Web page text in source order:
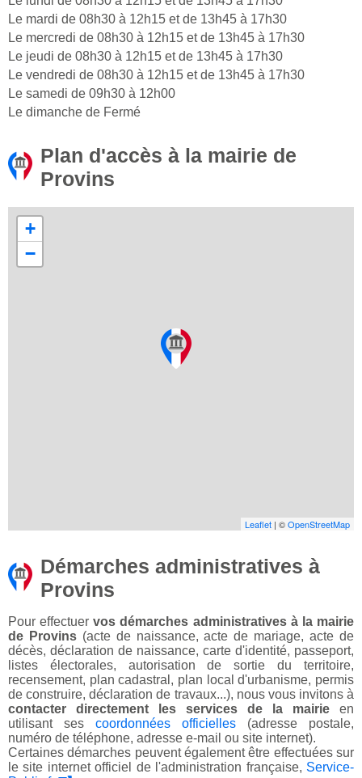
Le mardi de 08h30 à 12h15 et de 13h45 à 17h30
Le mercredi de 08h30 à 12h15 et de 13h45 à 17h30
Le jeudi de 08h30 à 12h15 et de 13h45 à 17h30
Le vendredi de 08h30 à 12h15 et de 13h45 à 17h30
Le samedi de 09h30 à 12h00
Le dimanche de Fermé
Plan d'accès à la mairie de
Provins
+
−
Leaflet | ©OpenStreetMap
Démarches administratives à
Provins
Pour effectuervos démarches administratives à la mairie
de Provins(acte de naissance, acte de mariage, acte de
décès, déclaration de naissance, carte d'identité, passeport,
listes électorales, autorisation de sortie du territoire,
recensement, plan cadastral, plan local d'urbanisme, permis
de construire, déclaration de travaux...), nous vous invitons à
contacter directement les services de la mairie en
utilisant ses coordonnées officielles (adresse postale,
numéro de téléphone, adresse e-mail ou site internet).
Certaines démarches peuvent également être effectuées sur
le site internet officiel de l'administration française, Service-